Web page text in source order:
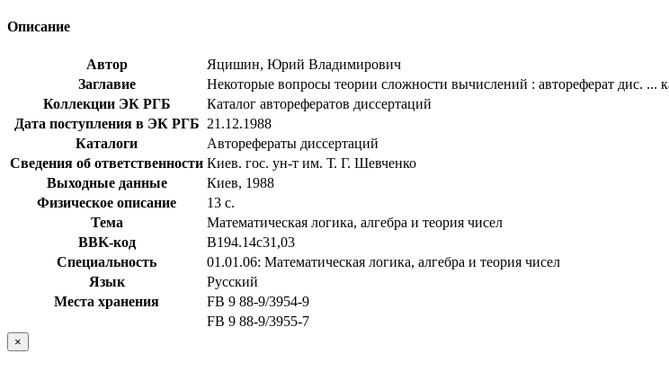
Описание
Автор
Яцишин, Юрий Владимирович
Заглавие
Некоторые вопросы теории сложности вычислений : автореферат дис. ...
Коллекции ЭК РГБ
Каталог авторефератов диссертаций
Дата поступления в ЭК РГБ 21.12.1988
Каталоги
Авторефераты диссертаций
Сведения об ответственности Киев. гос. ун-т им. Т. Г. Шевченко
Выходные данные
Киев, 1988
Физическое описание
13 с.
Тема
Математическая логика, алгебра и теория чисел
BBK-код
В194.14с31,03
Специальность
01.01.06: Математическая логика, алгебра и теория чисел
Язык
Русский
Места хранения
FB 9 88-9/3954-9
FB 9 88-9/3955-7
×